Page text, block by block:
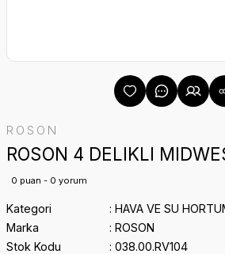
ROSON
ROSON 4 DELIKLI
0 puan - 0 yorum
Kategori
HAVA VE SU
Marka
ROSON
Stok Kodu
038.00.RV104